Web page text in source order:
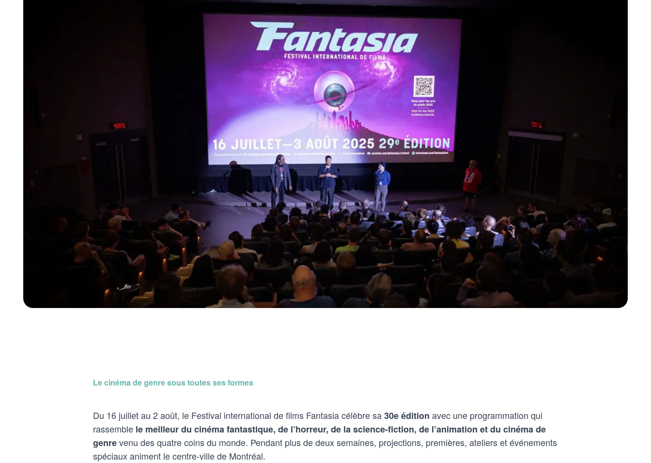
Le cinéma de genre sous toutes ses formes
Du 16 juillet au 2 août, le Festival international de films Fantasia célèbre sa30e édition avec une programmation qui
rassemble le meilleur du cinéma fantastique, de l’horreur, de la science-fiction, de l’animation et du cinéma de
genrevenu des quatre coins du monde. Pendant plus de deux semaines, projections, premières, ateliers et événements
spéciaux animent le centre-ville de Montréal.